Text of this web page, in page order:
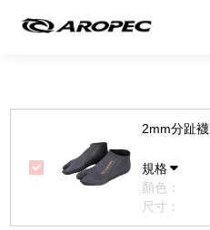
2mm分趾襪
規格
顏色：
尺寸：